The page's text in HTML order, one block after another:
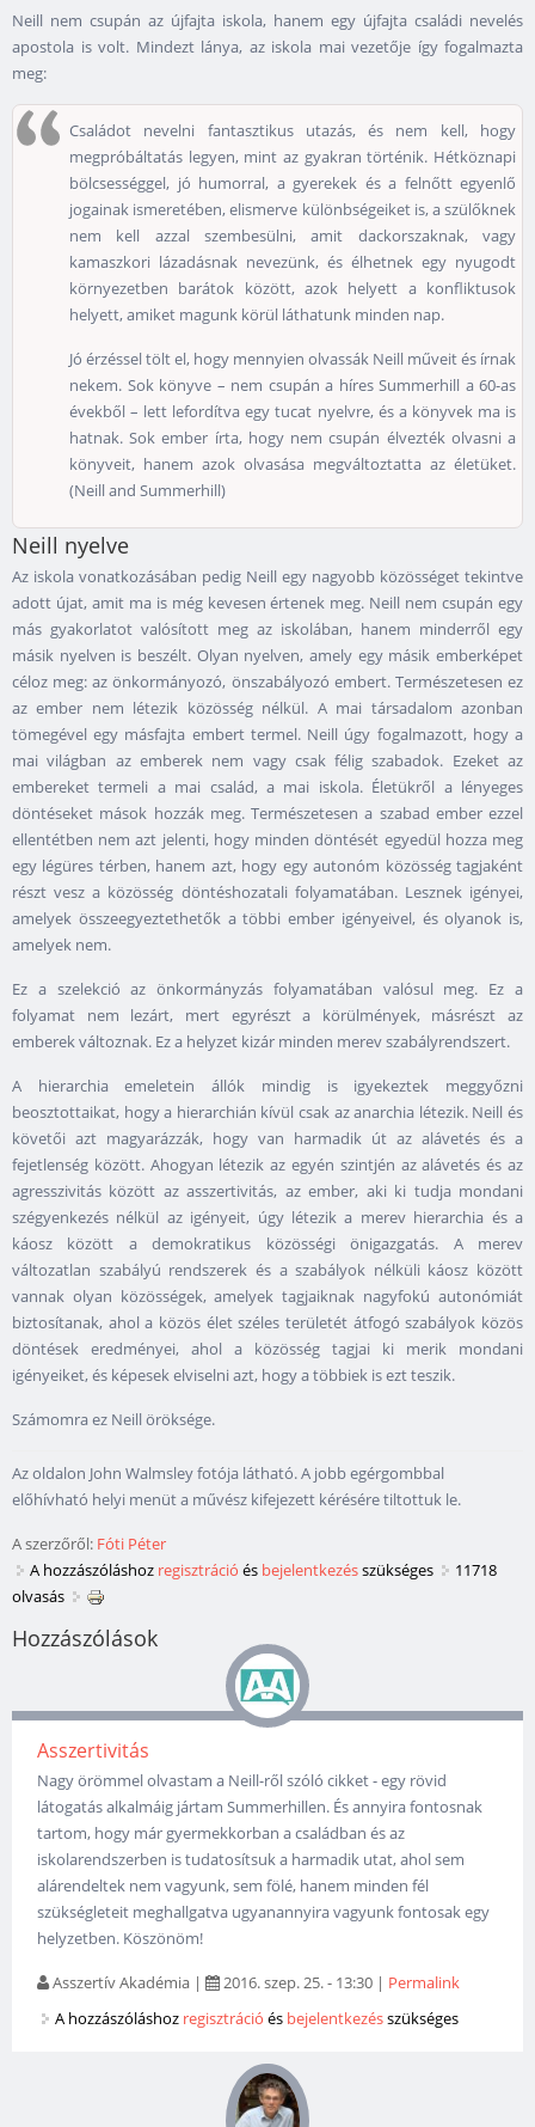
Neill nem csupán az újfajta iskola, hanem egy újfajta családi nevelés
apostola is volt. Mindezt lánya, az iskola mai vezetője így fogalmazta
meg:
Családot nevelni fantasztikus utazás, és nem kell, hogy
megpróbáltatás legyen, mint az gyakran történik. Hétköznapi
bölcsességgel, jó humorral, a gyerekek és a felnőtt egyenlő
jogainak ismeretében, elismerve különbségeiket is, a szülőknek
nem kell azzal szembesülni, amit dackorszaknak, vagy
kamaszkori lázadásnak nevezünk, és élhetnek egy nyugodt
környezetben barátok között, azok helyett a konfliktusok
helyett, amiket magunk körül láthatunk minden nap.
Jó érzéssel tölt el, hogy mennyien olvassák Neill műveit és írnak
nekem. Sok könyve – nem csupán a híres Summerhill a 60-as
évekből – lett lefordítva egy tucat nyelvre, és a könyvek ma is
hatnak. Sok ember írta, hogy nem csupán élvezték olvasni a
könyveit, hanem azok olvasása megváltoztatta az életüket.
(Neill and Summerhill)
Neill nyelve
Az iskola vonatkozásában pedig Neill egy nagyobb közösséget tekintve
adott újat, amit ma is még kevesen értenek meg. Neill nem csupán egy
más gyakorlatot valósított meg az iskolában, hanem minderről egy
másik nyelven is beszélt. Olyan nyelven, amely egy másik emberképet
céloz meg: az önkormányozó, önszabályozó embert. Természetesen ez
az ember nem létezik közösség nélkül. A mai társadalom azonban
tömegével egy másfajta embert termel. Neill úgy fogalmazott, hogy a
mai világban az emberek nem vagy csak félig szabadok. Ezeket az
embereket termeli a mai család, a mai iskola. Életükről a lényeges
döntéseket mások hozzák meg. Természetesen a szabad ember ezzel
ellentétben nem azt jelenti, hogy minden döntését egyedül hozza meg
egy légüres térben, hanem azt, hogy egy autonóm közösség tagjaként
részt vesz a közösség döntéshozatali folyamatában. Lesznek igényei,
amelyek összeegyeztethetők a többi ember igényeivel, és olyanok is,
amelyek nem.
Ez a szelekció az önkormányzás folyamatában valósul meg. Ez a
folyamat nem lezárt, mert egyrészt a körülmények, másrészt az
emberek változnak. Ez a helyzet kizár minden merev szabályrendszert.
A hierarchia emeletein állók mindig is igyekeztek meggyőzni
beosztottaikat, hogy a hierarchián kívül csak az anarchia létezik. Neill és
követői azt magyarázzák, hogy van harmadik út az alávetés és a
fejetlenség között. Ahogyan létezik az egyén szintjén az alávetés és az
agresszivitás között az asszertivitás, az ember, aki ki tudja mondani
szégyenkezés nélkül az igényeit, úgy létezik a merev hierarchia és a
káosz között a demokratikus közösségi önigazgatás. A merev
változatlan szabályú rendszerek és a szabályok nélküli káosz között
vannak olyan közösségek, amelyek tagjaiknak nagyfokú autonómiát
biztosítanak, ahol a közös élet széles területét átfogó szabályok közös
döntések eredményei, ahol a közösség tagjai ki merik mondani
igényeiket, és képesek elviselni azt, hogy a többiek is ezt teszik.
Számomra ez Neill öröksége.
Az oldalon John Walmsley fotója látható. A jobb egérgombbal
előhívható helyi menüt a művész kifejezett kérésére tiltottuk le.
A szerzőről: Fóti Péter
A hozzászóláshoz regisztráció és bejelentkezésszükséges
11718
olvasás
Hozzászólások
Asszertivitás
Nagy örömmel olvastam a Neill-ről szóló cikket - egy rövid
látogatás alkalmáig jártam Summerhillen. És annyira fontosnak
tartom, hogy már gyermekkorban a családban és az
iskolarendszerben is tudatosítsuk a harmadik utat, ahol sem
alárendeltek nem vagyunk, sem fölé, hanem minden fél
szükségleteit meghallgatva ugyanannyira vagyunk fontosak egy
helyzetben. Köszönöm!
Asszertív Akadémia | 2016. szep. 25. - 13:30 | Permalink
A hozzászóláshoz regisztráció és bejelentkezésszükséges